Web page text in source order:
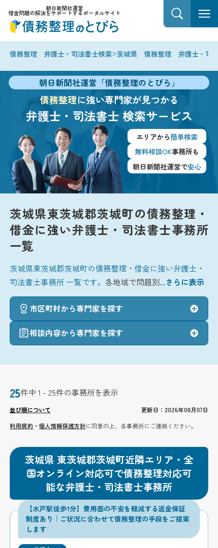
朝日新聞社運営
借金問題の解決をサポートするポータルサイト
債務整理 弁護士・司法書士検索>茨城県 債務整理 弁護士・司
朝日新聞社運営「債務整理のとびら」
債務整理に強い専門家が見つかる
弁護士・司法書士 検索サービス
エリアから簡単検索
無料相談OK事務所も
朝日新聞社運営で安心
茨城県東茨城郡茨城町の債務整理・
借金に強い弁護士・司法書士事務所
一覧
茨城県東茨城郡茨城町の債務整理・借金に強い弁護士・
司法書士事務所 一覧です。各地域で問題別...さらに表示
市区町村から専門家を探す
相談内容から専門家を探す
25件中 1 - 25件の事務所を表示
並び順について
更新日：2026年08月07日
利用規約 ・個人情報保護方針に同意の上、各事務所にご連絡ください。
茨城県 東茨城郡茨城町近隣エリア・全
国オンライン対応可で債務整理対応可
能な弁護士・司法書士事務所
【水戸駅徒歩1分】費用面の不安を軽減する返金保証
制度あり｜ご状況に合わせて債務整理の手段をご提案
します